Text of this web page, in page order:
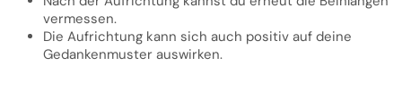
vermessen.
Die Aufrichtung kann sich auch positiv auf deine
Gedankenmuster auswirken.